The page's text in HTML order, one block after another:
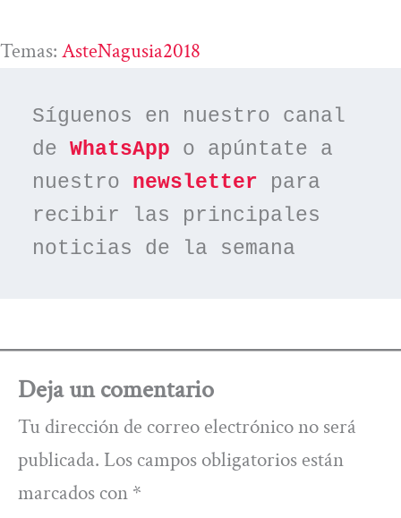
Temas: AsteNagusia2018
Síguenos en nuestro canal
de WhatsApp o apúntate a
nuestro newsletter para
recibir las principales
noticias de la semana
Deja un comentario
Tu dirección de correo electrónico no será
publicada. Los campos obligatorios están
marcados con *